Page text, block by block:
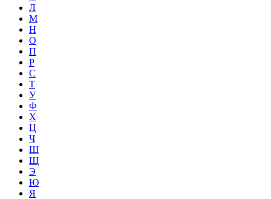
Л
М
Н
О
П
Р
С
Т
У
Ф
Х
Ц
Ч
Ш
Щ
Э
Ю
Я